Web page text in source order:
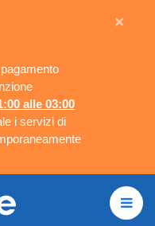
alle 03:00
i servizi di
×